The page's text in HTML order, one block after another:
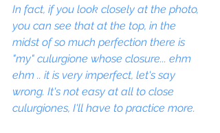
In fact, if you look closely at the photo,
you can see that at the top, in the
midst of so much perfection there is
"my" culurgione whose closure... ehm
ehm .. it is very imperfect, let's say
wrong. It's not easy at all to close
culurgiones, I'll have to practice more.